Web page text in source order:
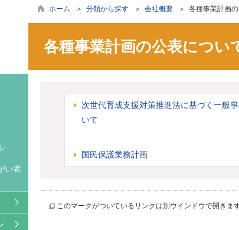
ホーム ＞ 分類から探す ＞ 会社概要 ＞ 各種事業計画
い者
ラッピング列車
レンタサイクル
鉄印帳
おれんじカフェ
列車レンタル
かぞくいろ特設ページ
撮影等希望の皆様へ
広告について
ライセンシー募集
各種事業計画の公表につい
次世代育成支援対策推進法に基づく一般
いて
国民保護業務計画
このマークがついているリンクは別ウインドウで開きま